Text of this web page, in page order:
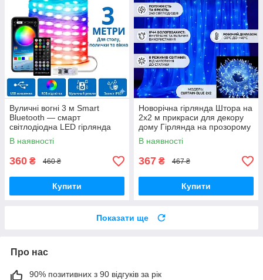
Вуличні вогні 3 м Smart
Bluetooth — смарт
світлодіодна LED гірлянда
RGB, музична, USB, IP65
В наявності
360 ₴ 460 ₴
Купити
Новорічна гірлянда Штора на
2х2 м прикраси для декору
дому Гірлянда на прозорому
дроті від мережі Синій
В наявності
367 ₴ 467 ₴
Купити
Показати ще
Про нас
90% позитивних з 90 відгуків за рік